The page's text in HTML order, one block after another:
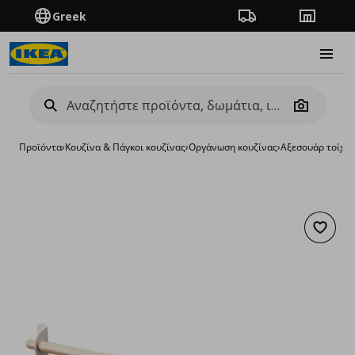
Greek Πορεία παραγγελίας
Camera
Προϊόντα›Κουζίνα & Πάγκοι κουζίνας›Οργάνωση κουζίνας›Αξεσουάρ